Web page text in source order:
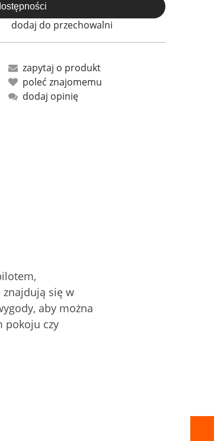
dodaj do przechowalni
zapytaj o produkt
poleć znajomemu
dodaj opinię
znajdują się w
aby można
pokoju czy